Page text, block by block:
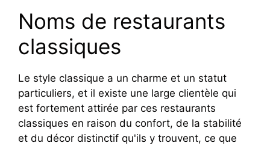
Noms de restaurants
classiques
Le style classique a un charme et un statut
particuliers, et il existe une large clientèle qui
est fortement attirée par ces restaurants
classiques en raison du confort, de la stabilité
et du décor distinctif qu'ils y trouvent, ce que